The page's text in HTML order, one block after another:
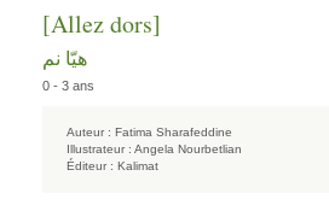
[Allez dors]
هيّا نم
0 - 3 ans
Auteur : Fatima Sharafeddine
Illustrateur : Angela Nourbetlian
Éditeur : Kalimat